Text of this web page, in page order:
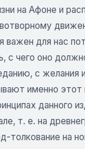
на Афоне и
важен для нас
чего оно
с желания
именно
данного
т. е. на
на